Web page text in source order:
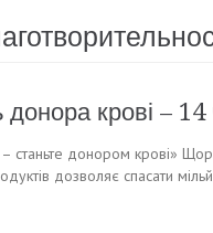
донора крові –
станьте донором крові»
дозволяє спасати